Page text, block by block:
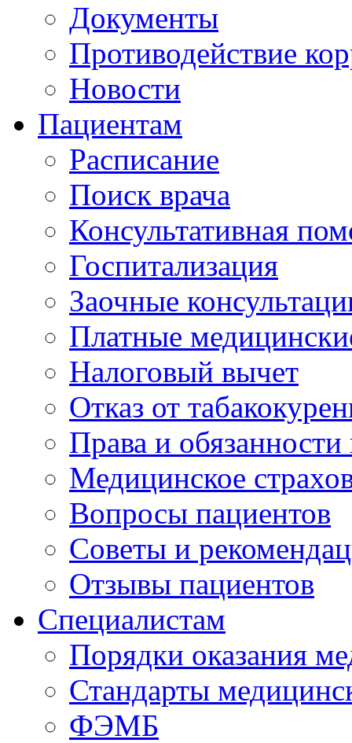
Документы
Противодействие
Новости
Пациентам
Расписание
Поиск врача
Консультативная
Госпитализация
Заочные
Платные
Налоговый вычет
Отказ от
Права и
Медицинское
Вопросы пациентов
Советы и
Отзывы пациентов
Специалистам
Порядки оказания
Стандарты
ФЭМБ